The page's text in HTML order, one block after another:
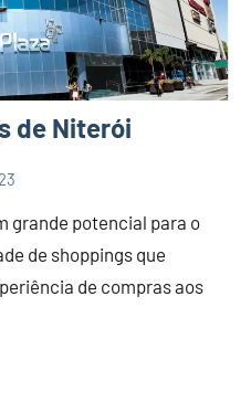
de Niterói
grande potencial para o
de shoppings que
de compras aos